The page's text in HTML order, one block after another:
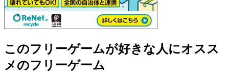
このフリーゲームが好きな人にオスス
メのフリーゲーム